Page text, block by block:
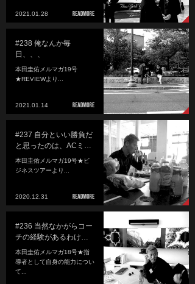
2021.01.28
#238 俺なんか毎
日、、、
本田圭佑メルマガ19号
★REVIEWより...
2021.01.14
#237 自分といい勝負だ
と思ったのは、ACミ…
本田圭佑メルマガ19号★ビ
ジネスツアーより...
2020.12.31
#236 当然なかがらコー
チの経験があるわけ…
本田圭佑メルマガ18号★指
導者として自身の能力につい
て...